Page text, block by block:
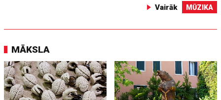
Vairāk MŪZIKA
MĀKSLA